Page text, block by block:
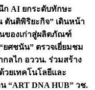
นึก AI ยกระดับทักษะ
ตันติพิริยะกิจ” เดินหน้า
นของเก่าสู่ผลิตภัณฑ์
ยศชนัน” ตรวจเยี่ยมชม
ลไก อววน. ร่วมสร้าง
ยเทคโนโลยีและ
“ART DNA HUB” วช.